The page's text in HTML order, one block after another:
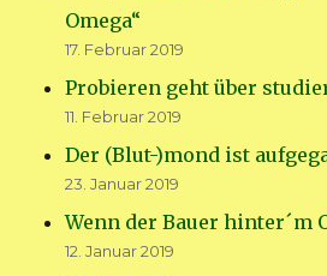
Omega“
17. Februar 2019
Probieren geht über
11. Februar 2019
Der (Blut-)mond ist
23. Januar 2019
Wenn der Bauer hinter´m
12. Januar 2019